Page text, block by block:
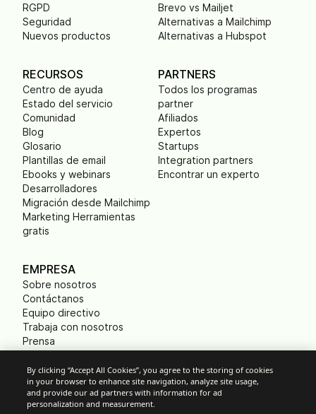
RGPD
Seguridad
Nuevos productos
Brevo vs Mailjet
Alternativas a Mailchimp
Alternativas a Hubspot
RECURSOS
Centro de ayuda
Estado del servicio
Comunidad
Blog
Glosario
Plantillas de email
Ebooks y webinars
Desarrolladores
Migración desde Mailchimp
Marketing Herramientas
gratis
PARTNERS
Todos los programas
partner
Afiliados
Expertos
Startups
Integration partners
Encontrar un experto
EMPRESA
Sobre nosotros
Contáctanos
Equipo directivo
Trabaja con nosotros
Prensa
Huella ecológica
By clicking “Accept All Cookies”, you agree to the storing of cookies
in your browser to enhance site navigation, analyze site usage,
and provide our ad partners with information for ad
personalization and measurement.